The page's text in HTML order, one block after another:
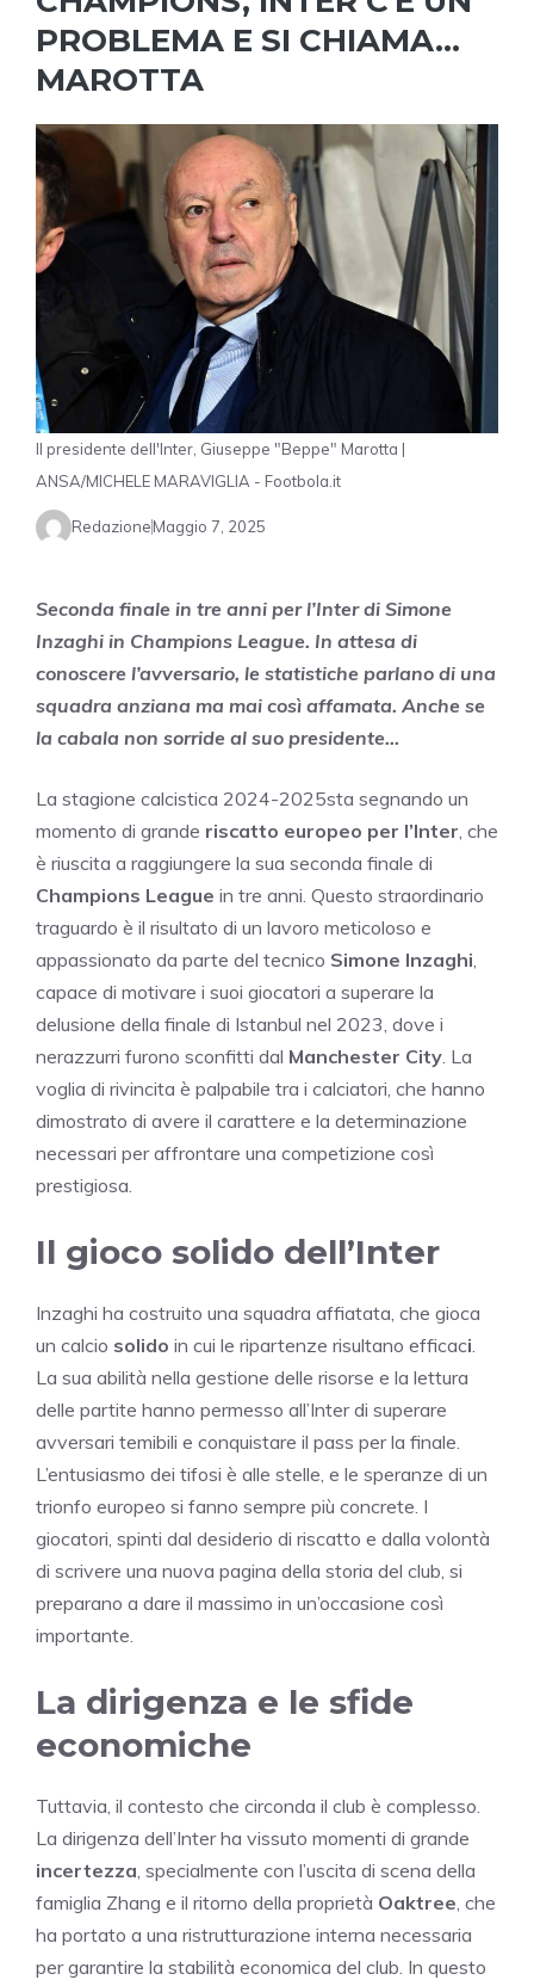
PROBLEMA E SI CHIAMA…
MAROTTA
Il presidente dell'Inter, Giuseppe "Beppe" Marotta |
ANSA/MICHELE MARAVIGLIA - Footbola.it
RedazioneMaggio 7, 2025
Seconda finale in tre anni per l’Inter di Simone
Inzaghi in Champions League. In attesa di
conoscere l’avversario, le statistiche parlano di una
squadra anziana ma mai così affamata. Anche se
la cabala non sorride al suo presidente…
La stagione calcistica 2024-2025sta segnando un
momento di grande riscatto europeo per l’Inter , che
è riuscita a raggiungere la sua seconda finale di
Champions League in tre anni. Questo straordinario
traguardo è il risultato di un lavoro meticoloso e
appassionato da parte del tecnico Simone Inzaghi
capace di motivare i suoi giocatori a superare la
delusione della finale di Istanbul nel 2023, dove i
nerazzurri furono sconfitti dal Manchester City . La
voglia di rivincita è palpabile tra i calciatori, che hanno
dimostrato di avere il carattere e la determinazione
necessari per affrontare una competizione così
prestigiosa.
Il gioco solido dell’Inter
Inzaghi ha costruito una squadra affiatata, che gioca
un calcio solido in cui le ripartenze risultano efficaci
La sua abilità nella gestione delle risorse e la lettura
delle partite hanno permesso all’Inter di superare
avversari temibili e conquistare il pass per la finale.
L’entusiasmo dei tifosi è alle stelle, e le speranze di un
trionfo europeo si fanno sempre più concrete. I
giocatori, spinti dal desiderio di riscatto e dalla volontà
di scrivere una nuova pagina della storia del club, si
preparano a dare il massimo in un’occasione così
importante.
La dirigenza e le sfide
economiche
Tuttavia, il contesto che circonda il club è complesso.
La dirigenza dell’Inter ha vissuto momenti di grande
incertezza , specialmente con l’uscita di scena della
famiglia Zhang e il ritorno della proprietà Oaktree , che
ha portato a una ristrutturazione interna necessaria
per garantire la stabilità economica del club. In questo